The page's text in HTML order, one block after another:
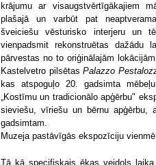
krājumu ar visaugstvērtīgākajiem
plašajā un varbūt pat
šveiciešu vēsturisko interjeru un
vienpadsmit rekonstruētas dažādu
pārvestas no to oriģinālajām
Kastelvetro pilsētasPalazzo
kas atspoguļo 20. gadsimta
„Kostīmu un tradicionālo apģērbu"
sieviešu, vīriešu un bērnu
gadsimtam.
Muzeja pastāvīgās ekspozīciju
Tā kā specifiskais ēkas veidols